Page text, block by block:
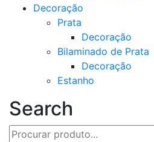
Decoração
Prata
Decoração
Bilaminado de Prata
Decoração
Estanho
Search